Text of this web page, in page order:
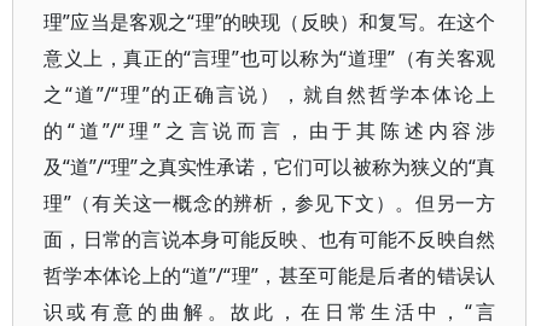
理”应当是客观之“理”的映现（反映）和复写。在这个
意义上，真正的“言理”也可以称为“道理”（有关客观
之“道”/“理”的正确言说），就自然哲学本体论上
的“道”/“理”之言说而言，由于其陈述内容涉
及“道”/“理”之真实性承诺，它们可以被称为狭义的“真
理”（有关这一概念的辨析，参见下文）。但另一方
面，日常的言说本身可能反映、也有可能不反映自然
哲学本体论上的“道”/“理”，甚至可能是后者的错误认
识或有意的曲解。故此，在日常生活中，“言